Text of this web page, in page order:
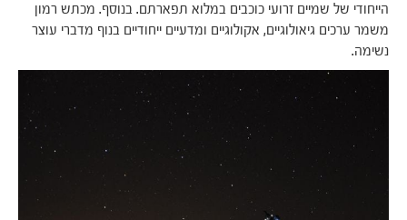
הייחודי של שמיים זרועי כוכבים במלוא תפארתם. בנוסף. מכתש רמון
משמר ערכים גיאולוגיים, אקולוגיים ומדעיים ייחודיים בנוף מדברי עוצר
נשימה.